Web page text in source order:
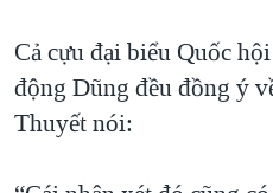
Cả cựu đại biểu Quốc
động Dũng đều đồng ý
Thuyết nói: